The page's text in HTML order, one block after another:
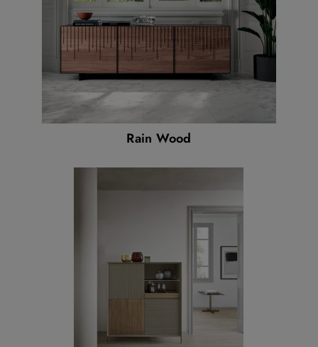
Rain Wood